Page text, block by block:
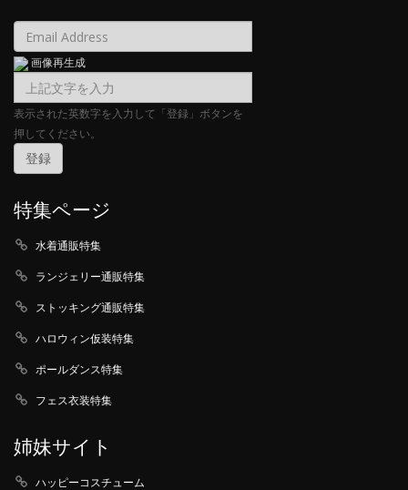
画像再生成
表示された英数字を入力して「登録」ボタンを
押してください。
登録
特集ページ
水着通販特集
ランジェリー通販特集
ストッキング通販特集
ハロウィン仮装特集
ポールダンス特集
フェス衣装特集
姉妹サイト
ハッピーコスチューム